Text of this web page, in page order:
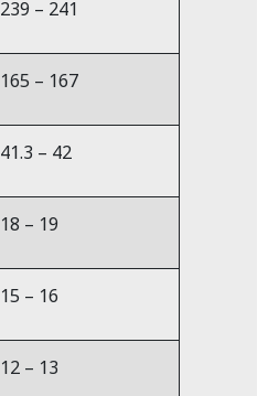
239 – 241
165 – 167
41.3 – 42
18 – 19
15 – 16
12 – 13